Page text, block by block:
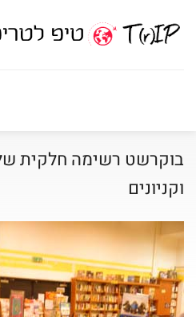
בוקרשט רשימה חלקית
וקניונים